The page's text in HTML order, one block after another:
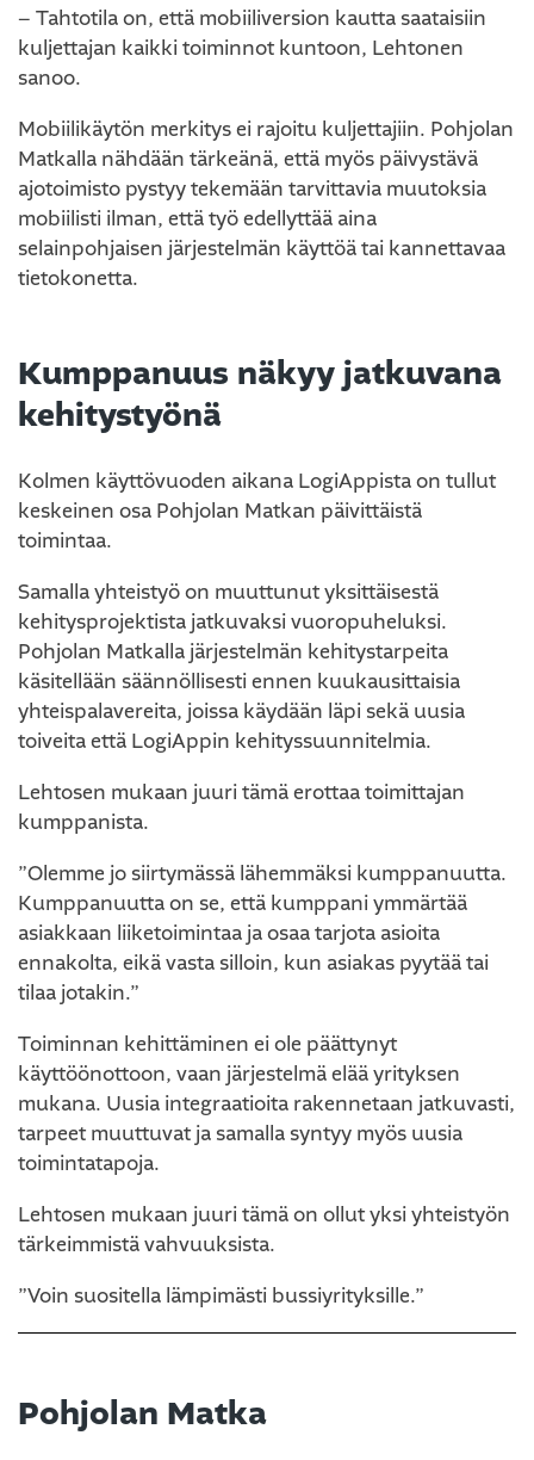
– Tahtotila on, että mobiiliversion kautta saataisiin
kuljettajan kaikki toiminnot kuntoon, Lehtonen
sanoo.
Mobiilikäytön merkitys ei rajoitu kuljettajiin. Pohjolan
Matkalla nähdään tärkeänä, että myös päivystävä
ajotoimisto pystyy tekemään tarvittavia muutoksia
mobiilisti ilman, että työ edellyttää aina
selainpohjaisen järjestelmän käyttöä tai kannettavaa
tietokonetta.
Kumppanuus näkyy jatkuvana
kehitystyönä
Kolmen käyttövuoden aikana LogiAppista on tullut
keskeinen osa Pohjolan Matkan päivittäistä
toimintaa.
Samalla yhteistyö on muuttunut yksittäisestä
kehitysprojektista jatkuvaksi vuoropuheluksi.
Pohjolan Matkalla järjestelmän kehitystarpeita
käsitellään säännöllisesti ennen kuukausittaisia
yhteispalavereita, joissa käydään läpi sekä uusia
toiveita että LogiAppin kehityssuunnitelmia.
Lehtosen mukaan juuri tämä erottaa toimittajan
kumppanista.
”Olemme jo siirtymässä lähemmäksi kumppanuutta.
Kumppanuutta on se, että kumppani ymmärtää
asiakkaan liiketoimintaa ja osaa tarjota asioita
ennakolta, eikä vasta silloin, kun asiakas pyytää tai
tilaa jotakin.”
Toiminnan kehittäminen ei ole päättynyt
käyttöönottoon, vaan järjestelmä elää yrityksen
mukana. Uusia integraatioita rakennetaan jatkuvasti,
tarpeet muuttuvat ja samalla syntyy myös uusia
toimintatapoja.
Lehtosen mukaan juuri tämä on ollut yksi yhteistyön
tärkeimmistä vahvuuksista.
”Voin suositella lämpimästi bussiyrityksille.”
Pohjolan Matka